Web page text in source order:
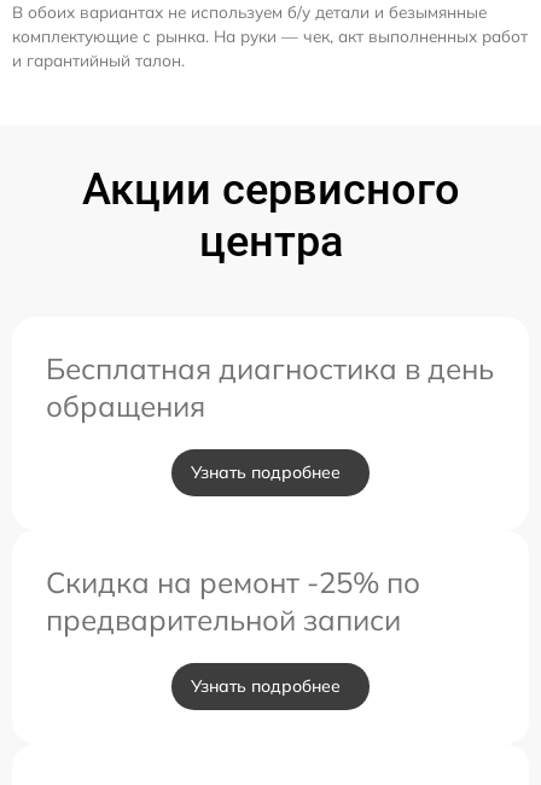
В обоих вариантах не используем б/у детали и безымянные
комплектующие с рынка. На руки — чек, акт выполненных работ
и гарантийный талон.
Акции сервисного
центра
Бесплатная диагностика в день
обращения
Узнать подробнее
Скидка на ремонт -25% по
предварительной записи
Узнать подробнее